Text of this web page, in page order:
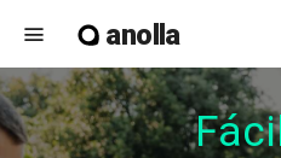
menu anolla
Fácil